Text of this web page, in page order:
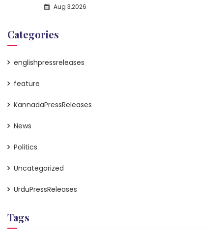
Aug 3,2026
Categories
englishpressreleases
feature
KannadaPressReleases
News
Politics
Uncategorized
UrduPressReleases
Tags